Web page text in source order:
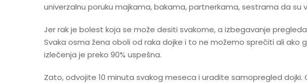
univerzalnu poruku majkama, bakama, partnerkama, sestrama da su
Jer rak je bolest koja se može desiti svakome, a izbegavanje
Svaka osma žena oboli od raka dojke i to ne možemo sprečiti ali
izlečenja je preko 90% uspešna.
Zato, odvojite 10 minuta svakog meseca i uradite samopregled